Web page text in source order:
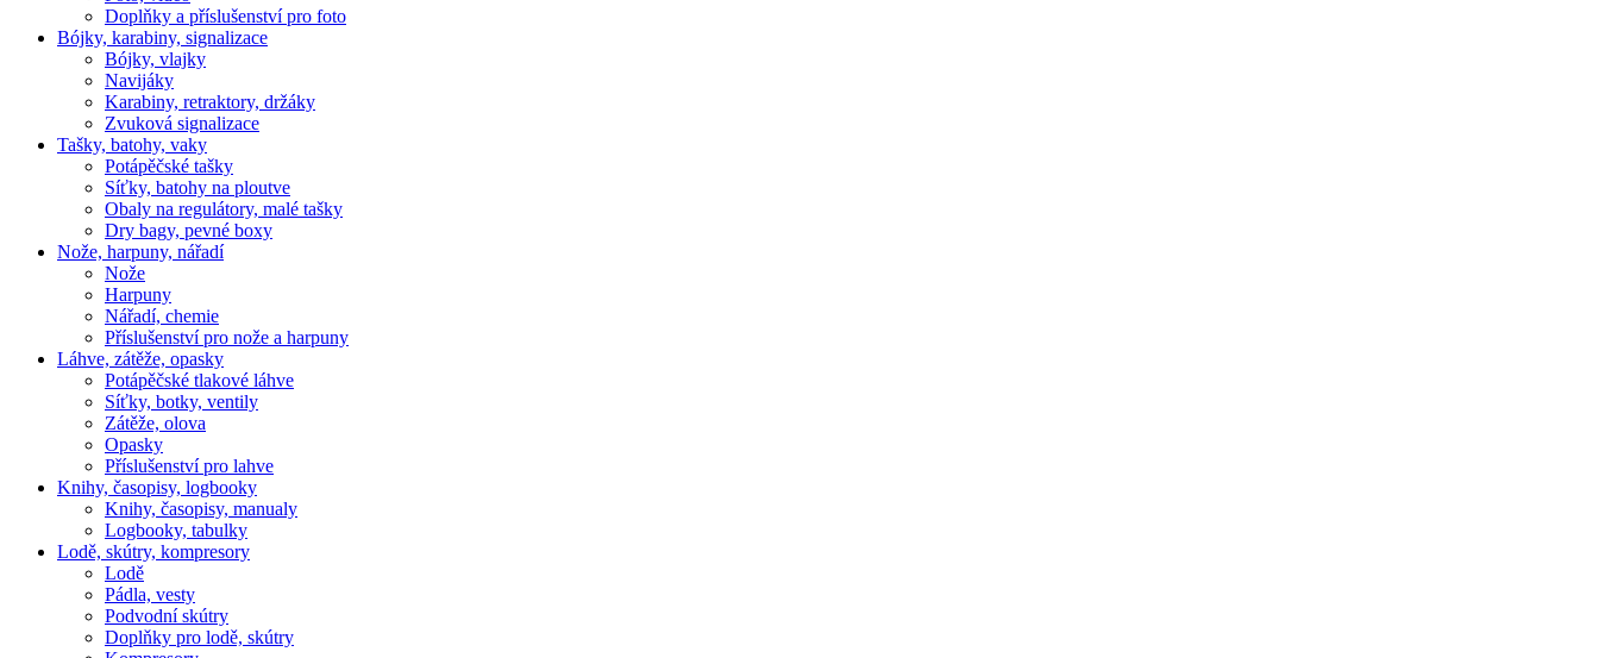
Doplňky a příslušenství pro foto
Bójky, karabiny, signalizace
Bójky, vlajky
Navijáky
Karabiny, retraktory, držáky
Zvuková signalizace
Tašky, batohy, vaky
Potápěčské tašky
Síťky, batohy na ploutve
Obaly na regulátory, malé tašky
Dry bagy, pevné boxy
Nože, harpuny, nářadí
Nože
Harpuny
Nářadí, chemie
Příslušenství pro nože a harpuny
Láhve, zátěže, opasky
Potápěčské tlakové láhve
Síťky, botky, ventily
Zátěže, olova
Opasky
Příslušenství pro lahve
Knihy, časopisy, logbooky
Knihy, časopisy, manualy
Logbooky, tabulky
Lodě, skútry, kompresory
Lodě
Pádla, vesty
Podvodní skútry
Doplňky pro lodě, skútry